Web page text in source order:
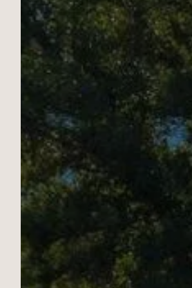
Nous y proposons
mesure, que vous
en groupe, en famille,
solitaire. Situation de
prestations, accueil
chambres
autant de bonnes
privilégier Les
prochaine halte tout
Serre-Ponçon !